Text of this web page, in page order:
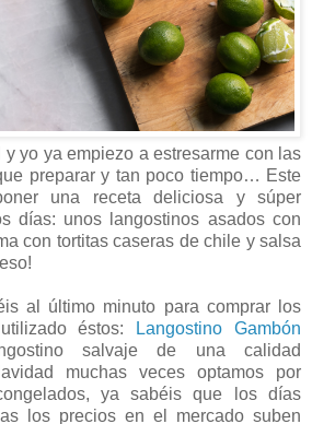
yo ya empiezo a estresarme con las
preparar y tan poco tiempo… Este
una receta deliciosa y súper
días: unos langostinos asados con
con tortitas caseras de chile y salsa
al último minuto para comprar los
éstos:
Langostino Gambón
salvaje de una calidad
muchas veces optamos por
ya sabéis que los días
los precios en el mercado suben